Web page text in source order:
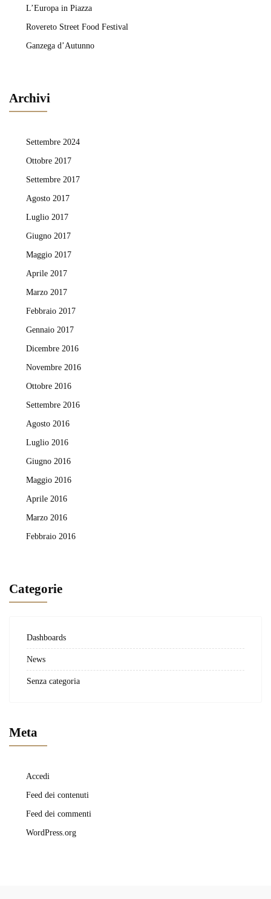
L’Europa in Piazza
Rovereto Street Food Festival
Ganzega d’Autunno
Archivi
Settembre 2024
Ottobre 2017
Settembre 2017
Agosto 2017
Luglio 2017
Giugno 2017
Maggio 2017
Aprile 2017
Marzo 2017
Febbraio 2017
Gennaio 2017
Dicembre 2016
Novembre 2016
Ottobre 2016
Settembre 2016
Agosto 2016
Luglio 2016
Giugno 2016
Maggio 2016
Aprile 2016
Marzo 2016
Febbraio 2016
Categorie
Dashboards
News
Senza categoria
Meta
Accedi
Feed dei contenuti
Feed dei commenti
WordPress.org